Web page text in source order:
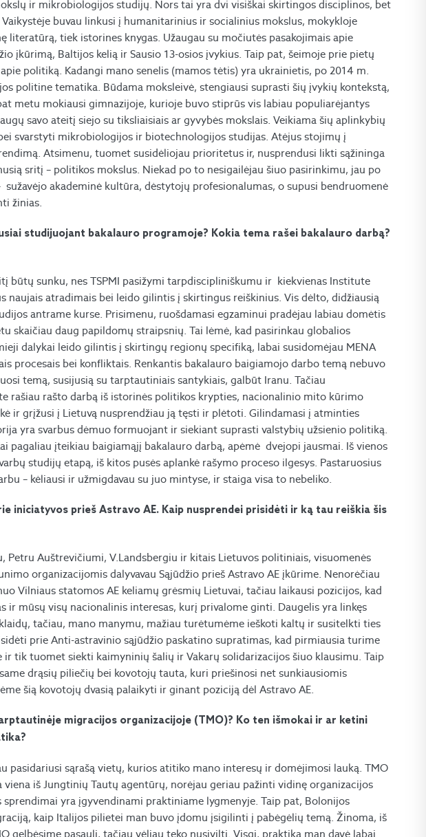
ir mikrobiologijos studijų. Nors tai yra dvi visiškai skirtingos disciplinos, bet
Vaikystėje buvau linkusi į humanitarinius ir socialinius mokslus, mokykloje
literatūrą, tiek istorines knygas. Užaugau su močiutės pasakojimais apie
įkūrimą, Baltijos kelią ir Sausio 13-osios įvykius. Taip pat, šeimoje prie pietų
politiką. Kadangi mano senelis (mamos tėtis) yra ukrainietis, po 2014 m.
politine tematika. Būdama moksleivė, stengiausi suprasti šių įvykių kontekstą,
metu mokiausi gimnazijoje, kurioje buvo stiprūs vis labiau populiarėjantys
savo ateitį siejo su tiksliaisiais ar gyvybės mokslais. Veikiama šių aplinkybių
svarstyti mikrobiologijos ir biotechnologijos studijas. Atėjus stojimų į
Atsimenu, tuomet susidėliojau prioritetus ir, nusprendusi likti sąžininga
sritį – politikos mokslus. Niekad po to nesigailėjau šiuo pasirinkimu, jau po
akademinė kultūra, dėstytojų profesionalumas, o supusi bendruomenė
žinias.
studijuojant bakalauro programoje? Kokia tema rašei bakalauro darbą?
būtų sunku, nes TSPMI pasižymi tarpdiscipliniškumu ir kiekvienas Institute
naujais atradimais bei leido gilintis į skirtingus reiškinius. Vis dėlto, didžiausią
antrame kurse. Prisimenu, ruošdamasi egzaminui pradėjau labiau domėtis
skaičiau daug papildomų straipsnių. Tai lėmė, kad pasirinkau globalios
dalykai leido gilintis į skirtingų regionų specifiką, labai susidomėjau MENA
procesais bei konfliktais. Renkantis bakalauro baigiamojo darbo temą nebuvo
temą, susijusią su tarptautiniais santykiais, galbūt Iranu. Tačiau
rašiau rašto darbą iš istorinės politikos krypties, nacionalinio mito kūrimo
ir grįžusi į Lietuvą nusprendžiau ją tęsti ir plėtoti. Gilindamasi į atminties
yra svarbus dėmuo formuojant ir siekiant suprasti valstybių užsienio politiką.
pagaliau įteikiau baigiamąjį bakalauro darbą, apėmė dvejopi jausmai. Iš vienos
studijų etapą, iš kitos pusės aplankė rašymo proceso ilgesys. Pastaruosius
– kėliausi ir užmigdavau su juo mintyse, ir staiga visa to nebeliko.
iniciatyvos prieš Astravo AE. Kaip nusprendei prisidėti ir ką tau reiškia šis
Petru Auštrevičiumi, V.Landsbergiu ir kitais Lietuvos politiniais, visuomenės
organizacijomis dalyvavau Sąjūdžio prieš Astravo AE įkūrime. Nenorėčiau
Vilniaus statomos AE keliamų grėsmių Lietuvai, tačiau laikausi pozicijos, kad
ir mūsų visų nacionalinis interesas, kurį privalome ginti. Daugelis yra linkęs
tačiau, mano manymu, mažiau turėtumėme ieškoti kaltų ir susitelkti ties
prie Anti-astravinio sąjūdžio paskatino supratimas, kad pirmiausia turime
tik tuomet siekti kaimyninių šalių ir Vakarų solidarizacijos šiuo klausimu. Taip
drąsių piliečių bei kovotojų tauta, kuri priešinosi net sunkiausiomis
šią kovotojų dvasią palaikyti ir ginant poziciją dėl Astravo AE.
migracijos organizacijoje (TMO)? Ko ten išmokai ir ar ketini
pasidariusi sąrašą vietų, kurios atitiko mano interesų ir domėjimosi lauką. TMO
viena iš Jungtinių Tautų agentūrų, norėjau geriau pažinti vidinę organizacijos
yra įgyvendinami praktiniame lygmenyje. Taip pat, Bolonijos
kaip Italijos pilietei man buvo įdomu įsigilinti į pabėgėlių temą. Žinoma, iš
gelbėsime pasaulį, tačiau vėliau teko nusivilti. Visgi, praktika man davė labai